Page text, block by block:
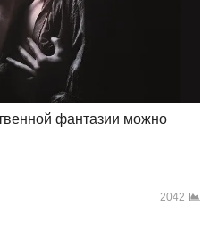
фантазии можно
2042